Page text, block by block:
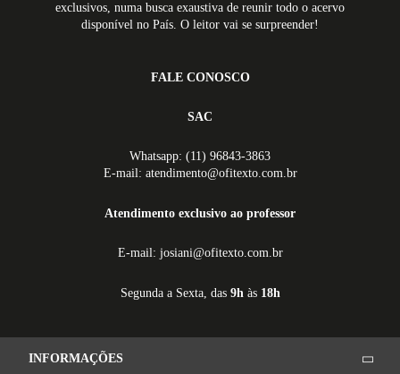
exclusivos, numa busca exaustiva de reunir todo o acervo
disponível no País. O leitor vai se surpreender!
FALE CONOSCO
SAC
Whatsapp: (11) 96843-3863
E-mail: atendimento@ofitexto.com.br
Atendimento exclusivo ao professor
E-mail: josiani@ofitexto.com.br
Segunda a Sexta, das 9hàs 18h
INFORMAÇÕES